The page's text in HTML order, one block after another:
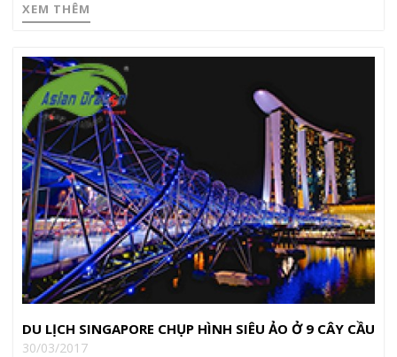
XEM THÊM
DU LỊCH SINGAPORE CHỤP HÌNH SIÊU ẢO Ở 9 CÂY CẦU
30/03/2017